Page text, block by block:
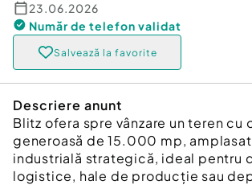
23.06.2026
Număr de telefon validat
Salvează la favorite
Descriere anunt
Blitz ofera spre vânzare un teren cu
generoasă de 15.000 mp,
industrială strategică, ideal pentru
logistice, hale de producție sau